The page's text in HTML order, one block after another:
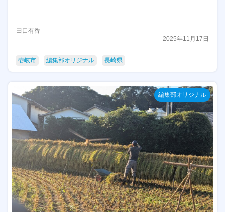
田口有香
2025年11月17日
壱岐市 編集部オリジナル 長崎県
編集部オリジナル